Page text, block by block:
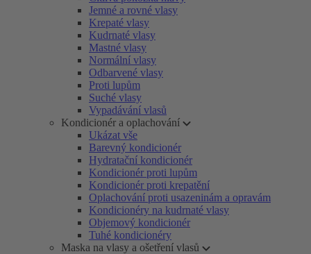
Jemné a rovné vlasy
Krepaté vlasy
Kudrnaté vlasy
Mastné vlasy
Normální vlasy
Odbarvené vlasy
Proti lupům
Suché vlasy
Vypadávání vlasů
Kondicionér a oplachování
Ukázat vše
Barevný kondicionér
Hydratační kondicionér
Kondicionér proti lupům
Kondicionér proti krepatění
Oplachování proti usazeninám a opravám
Kondicionéry na kudrnaté vlasy
Objemový kondicionér
Tuhé kondicionéry
Maska na vlasy a ošetření vlasů